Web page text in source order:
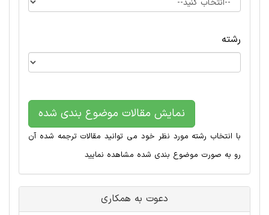
رشته
نمایش مقالات موضوع بندی شده
با انتخاب رشته مورد نظر خود می توانید مقالات ترجمه شده آن
رو به صورت موضوع بندی شده مشاهده نمایید
دعوت به همکاری